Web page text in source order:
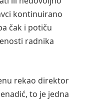
kontinuirano
čak i potiču
radnika
rekao direktor
to je jedna